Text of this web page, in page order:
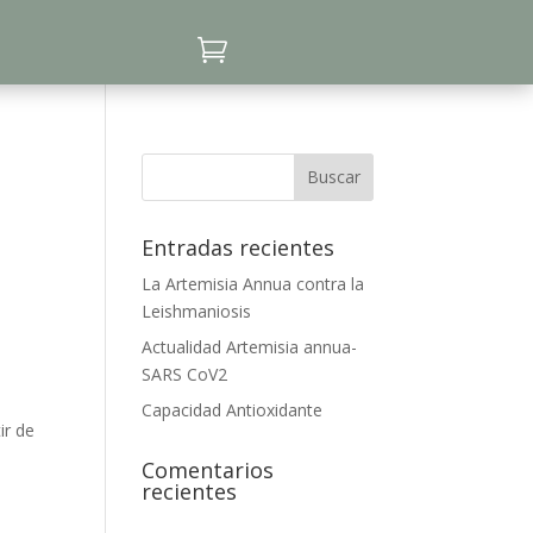

de
Entradas recientes
La Artemisia Annua contra la
Leishmaniosis
Actualidad Artemisia annua-
SARS CoV2
Capacidad Antioxidante
Comentarios
recientes